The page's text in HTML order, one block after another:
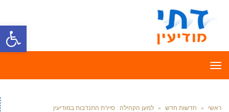
פתח
תפריט
ראשי » חדשות חדש » למען הקהילה : סיירת התנדבות במודיעין